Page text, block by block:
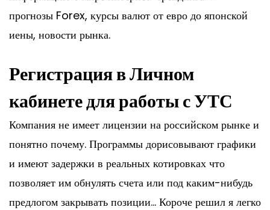
прогнозы Forex, курсы валют от евро до японской
иены, новости рынка.
Регистрация в Личном
кабинете для работы с УТС
Компания не имеет лицензии на российском рынке и
понятно почему. Программы дорисовывают графики
и имеют задержки в реальных котировках что
позволяет им обнулять счета или под каким-нибудь
предлогом закрывать позиции… Короче решил я легко